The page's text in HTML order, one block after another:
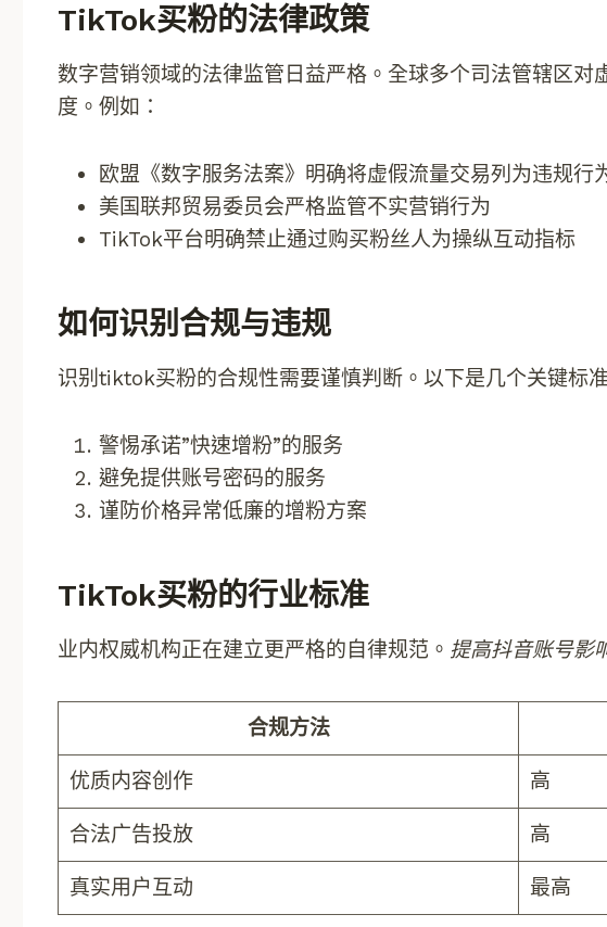
TikTok买粉的法律政策
数字营销领域的法律监管日益严格。全球多个司法管辖区对
度。例如：
欧盟《数字服务法案》明确将虚假流量交易列为违规行
美国联邦贸易委员会严格监管不实营销行为
TikTok平台明确禁止通过购买粉丝人为操纵互动指标
如何识别合规与违规
识别tiktok买粉的合规性需要谨慎判断。以下是几个关键标准
警惕承诺”快速增粉”的服务
避免提供账号密码的服务
谨防价格异常低廉的增粉方案
TikTok买粉的行业标准
业内权威机构正在建立更严格的自律规范。 提高抖音账号影
合规方法
优质内容创作 高
合法广告投放 高
真实用户互动 最高